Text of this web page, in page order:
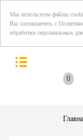
Мы используем файлы
Вы соглашаетесь с
обработки персональных
0